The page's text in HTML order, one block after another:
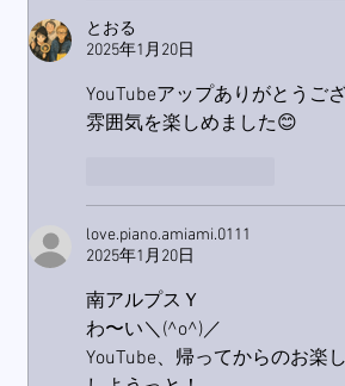
とおる
2025年1月20日
YouTubeアップありがとうご
雰囲気を楽しめました😊
love.piano.amiami.0111
2025年1月20日
南アルプスＹ
わ〜い＼(^o^)／
YouTube、帰ってからのお楽